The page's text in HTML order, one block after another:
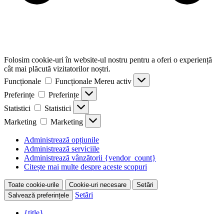
Folosim cookie-uri în website-ul nostru pentru a oferi o experiență
cât mai plăcută vizitatorilor noștri.
Funcționale
Funcționale Mereu activ
Preferințe
Preferințe
Statistici
Statistici
Marketing
Marketing
Administrează opțiunile
Administrează serviciile
Administrează vânzătorii {vendor_count}
Citește mai multe despre aceste scopuri
Toate cookie-urile Cookie-uri necesare
Setări
Salvează preferințele
Setări